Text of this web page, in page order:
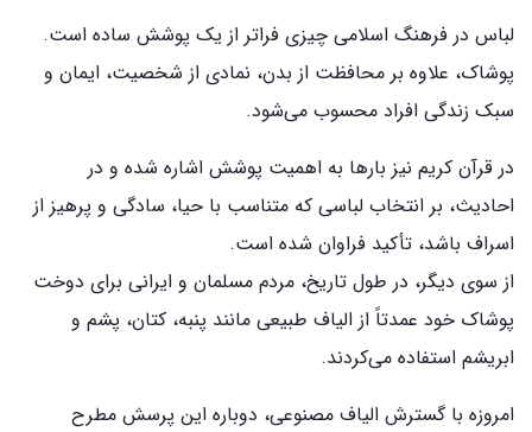
لباس در فرهنگ اسلامی چیزی فراتر از یک پوشش ساده است.
پوشاک، علاوه بر محافظت از بدن، نمادی از شخصیت، ایمان و
سبک زندگی افراد محسوب می‌شود.
در قرآن کریم نیز بارها به اهمیت پوشش اشاره شده و در
احادیث، بر انتخاب لباسی که متناسب با حیا، سادگی و پرهیز از
اسراف باشد، تأکید فراوان شده است.
از سوی دیگر، در طول تاریخ، مردم مسلمان و ایرانی برای دوخت
پوشاک خود عمدتاً از الیاف طبیعی مانند پنبه، کتان، پشم و
ابریشم استفاده می‌کردند.
امروزه با گسترش الیاف مصنوعی، دوباره این پرسش مطرح